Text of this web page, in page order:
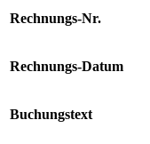
Rechnungs-Nr.
Rechnungs-Datum
Buchungstext